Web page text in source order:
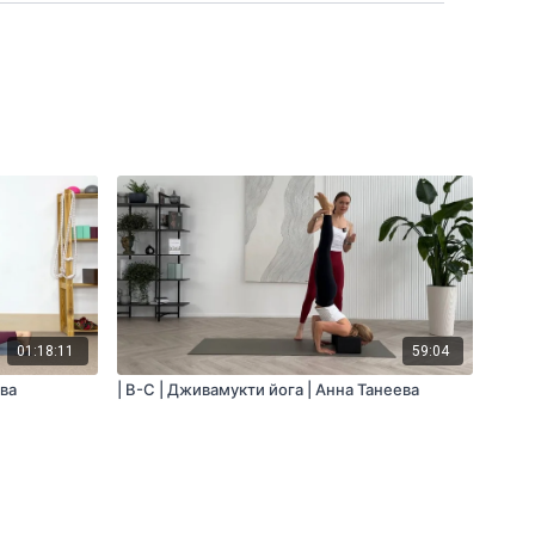
01:18:11 59:04
| B-C | Дживамукти йога | Анна Танеева